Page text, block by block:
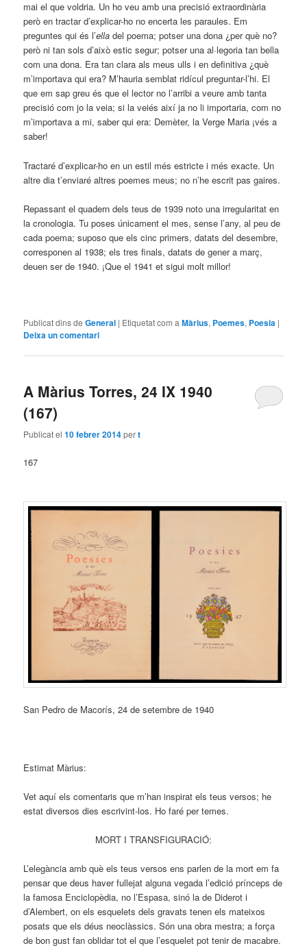
mai el que voldria. Un ho veu amb una precisió extraordinària
però en tractar d’explicar-ho no encerta les paraules. Em
preguntes qui és l’elladel poema; potser una dona ¿per què no?
però ni tan sols d’això estic segur; potser una al·legoria tan bella
com una dona. Era tan clara als meus ulls i en definitiva ¿què
m’importava qui era? M’hauria semblat ridícul preguntar-l’hi. El
que em sap greu és que el lector no l’arribi a veure amb tanta
precisió com jo la veia; si la veiés així ja no li importaria, com no
m’importava a mi, saber qui era: Demèter, la Verge Maria ¡vés a
saber!
Tractaré d’explicar-ho en un estil més estricte i més exacte. Un
altre dia t’enviaré altres poemes meus; no n’he escrit pas gaires.
Repassant el quadern dels teus de 1939 noto una irregularitat en
la cronologia. Tu poses únicament el mes, sense l’any, al peu de
cada poema; suposo que els cinc primers, datats del desembre,
corresponen al 1938; els tres finals, datats de gener a març,
deuen ser de 1940. ¡Que el 1941 et sigui molt millor!
Publicat dins de General | Etiquetat com a Màrius, Poemes, Poesia |
Deixa un comentari
A Màrius Torres, 24 IX 1940
(167)
Publicat el10 febrer 2014pert
167
San Pedro de Macorís, 24 de setembre de 1940
Estimat Màrius:
Vet aquí els comentaris que m’han inspirat els teus versos; he
estat diversos dies escrivint-los. Ho faré per temes.
MORT I TRANSFIGURACIÓ:
L’elegància amb què els teus versos ens parlen de la mort em fa
pensar que deus haver fullejat alguna vegada l’edició prínceps de
la famosa Enciclopèdia, no l’Espasa, sinó la de Diderot i
d’Alembert, on els esquelets dels gravats tenen els mateixos
posats que els déus neoclàssics. Són una obra mestra; a força
de bon gust fan oblidar tot el que l’esquelet pot tenir de macabre.